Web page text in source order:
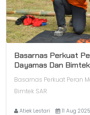
Basarnas Perkuat
Dayamas Dan
Basarnas Perkuat Peran
Bimtek SAR
Atiek Lestari 11 Aug 2025